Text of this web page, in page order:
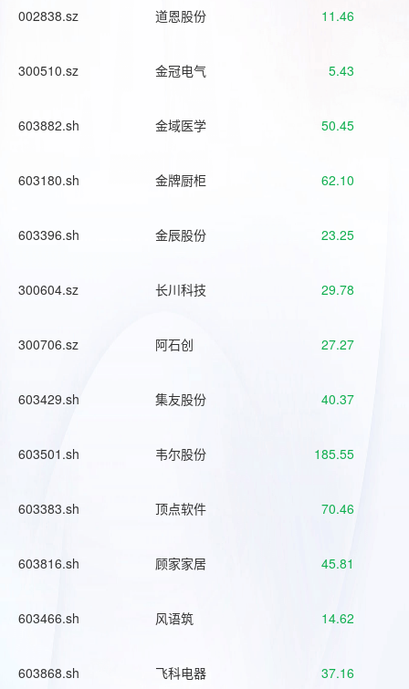
002838.sz 道恩股份 11.46
300510.sz 金冠电气 5.43
603882.sh 金域医学 50.45
603180.sh 金牌厨柜 62.10
603396.sh 金辰股份 23.25
300604.sz 长川科技 29.78
300706.sz 阿石创 27.27
603429.sh 集友股份 40.37
603501.sh 韦尔股份 185.55
603383.sh 顶点软件 70.46
603816.sh 顾家家居 45.81
603466.sh 风语筑 14.62
603868.sh 飞科电器 37.16